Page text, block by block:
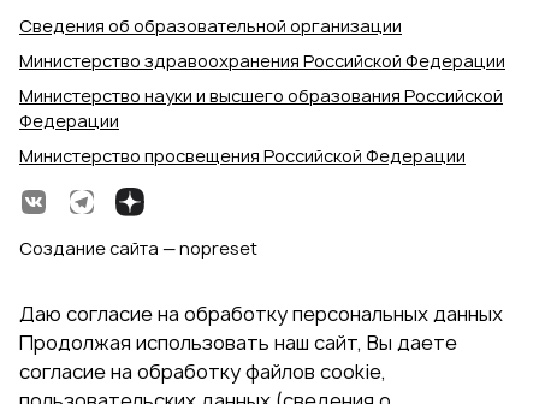
Сведения об образовательной организации
Министерство здравоохранения Российской Федерации
Министерство науки и высшего образования Российской
Федерации
Министерство просвещения Российской Федерации
Создание сайта — nopreset
Даю согласие на обработку персональных данных
Продолжая использовать наш сайт, Вы даете
согласие на обработку файлов cookie,